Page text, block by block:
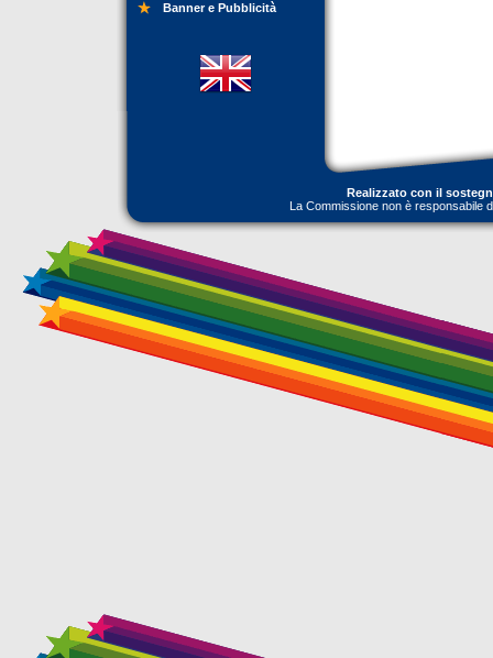
Banner e Pubblicità
Realizzato con il
La Commissione non è responsabile